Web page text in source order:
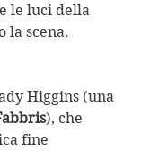
le luci della
la scena.
Higgins (una
), che
fine